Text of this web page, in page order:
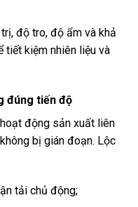
độ tro, độ ẩm và khả
tiết kiệm nhiên liệu và
đúng tiến độ
động sản xuất liên
bị gián đoạn. Lộc
tải chủ động;